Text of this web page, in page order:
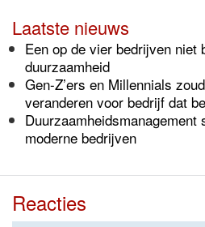
Laatste nieuws
Een op de vier bedrijven niet
duurzaamheid
Gen-Z’ers en Millennials
veranderen voor bedrijf dat
moderne bedrijven
Reacties